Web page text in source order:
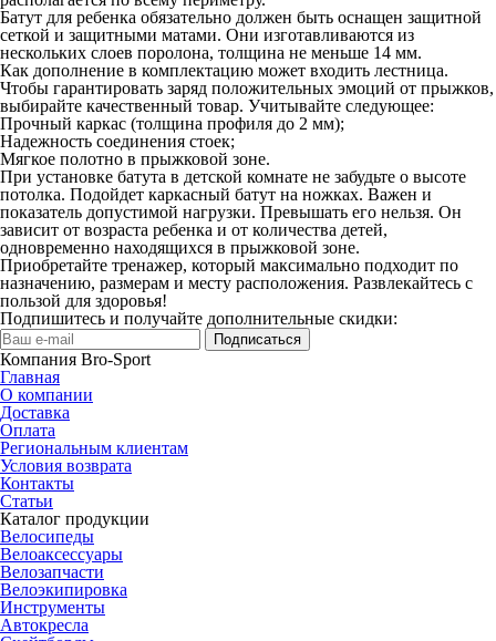
Батут для ребенка обязательно должен быть оснащен защитной
сеткой и защитными матами. Они изготавливаются из
нескольких слоев поролона, толщина не меньше 14 мм.
Как дополнение в комплектацию может входить лестница.
Чтобы гарантировать заряд положительных эмоций от прыжков,
выбирайте качественный товар. Учитывайте следующее:
Прочный каркас (толщина профиля до 2 мм);
Надежность соединения стоек;
Мягкое полотно в прыжковой зоне.
При установке батута в детской комнате не забудьте о высоте
потолка. Подойдет каркасный батут на ножках. Важен и
показатель допустимой нагрузки. Превышать его нельзя. Он
зависит от возраста ребенка и от количества детей,
одновременно находящихся в прыжковой зоне.
Приобретайте тренажер, который максимально подходит по
назначению, размерам и месту расположения. Развлекайтесь с
пользой для здоровья!
Подпишитесь и получайте дополнительные скидки:
Подписаться
Компания Bro-Sport
Главная
О компании
Доставка
Оплата
Региональным клиентам
Условия возврата
Контакты
Статьи
Каталог продукции
Велосипеды
Велоаксессуары
Велозапчасти
Велоэкипировка
Инструменты
Автокресла